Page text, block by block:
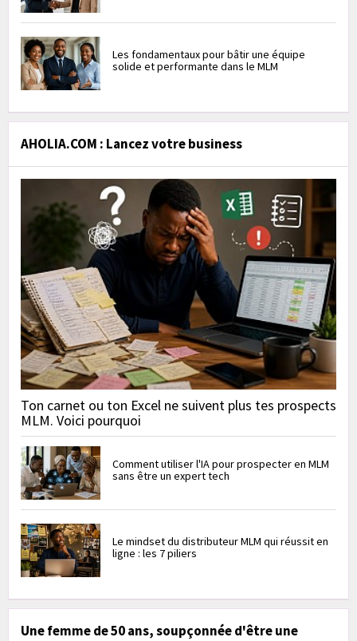
Les fondamentaux pour bâtir une équipe
solide et performante dans le MLM
AHOLIA.COM : Lancez votre business
Ton carnet ou ton Excel ne suivent plus tes prospects
MLM. Voici pourquoi
Comment utiliser l'IA pour prospecter en MLM
sans être un expert tech
Le mindset du distributeur MLM qui réussit en
ligne : les 7 piliers
Une femme de 50 ans, soupçonnée d'être une